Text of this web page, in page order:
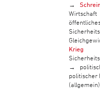
Wirtschaft
Krieg
politischer
(allgemein)